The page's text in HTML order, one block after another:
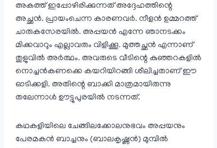
അകത്ത് ഇപ്പോഴിരിക്കുന്നത് അദ്ദേഹത്തിന്റെ
അച്ഛൻ. പ്രായംചെന്ന കാരണവർ. നീളൻ ഉമ്മറത്ത്
ചാരുകസേരയിൽ. അപ്പയൻ എന്നേ ഞാനടക്കം
മിക്കവാറും എല്ലാവരും വിളിക്കൂ. മുത്തച്ഛൻ എന്നാണ്
തുളുവിൽ അർത്ഥം. അവരുടെ വീടിന്റെ കുഞ്ഞറകളിൽ
നൊച്ചൻകണക്കെ കയറിയിറങ്ങി ശീലിച്ചതാണ് ഈ
ഓടിക്കളി. അതിന്റെ ബാക്കി മാത്രമായിരുന്നു
തലേന്നാൾ ഊട്ടുപുരയിൽ നടന്നത്.
കഥകളിയിലെ ചേങ്ങിലക്കോലനുഭവം അപ്പയനും
പേരമകൻ ബാച്ചനും (ബാലകൃഷ്ണൻ) മുമ്പിൽ